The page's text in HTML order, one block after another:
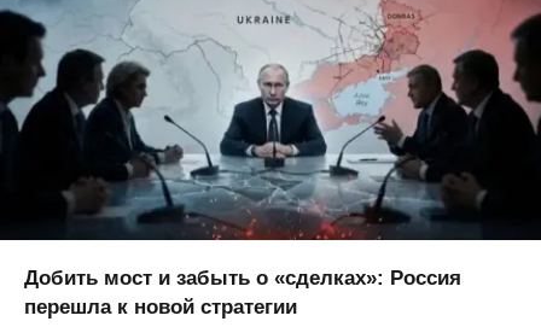
Добить мост и забыть о «сделках»: Россия
перешла к новой стратегии